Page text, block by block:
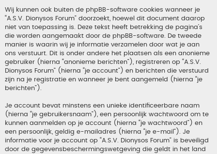
Wij kunnen ook buiten de phpBB-software cookies wanneer je
“A.S.V. Dionysos Forum” doorzoekt, hoewel dit document daarop
niet van toepassing is. Deze tekst heeft betrekking de pagina’s
die worden aangemaakt door de phpBB-software. De tweede
manier is waarin wij je informatie verzamelen door wat je aan
ons verstuurt. Dit is onder andere het plaatsen als een anonieme
gebruiker (hierna “anonieme berichten”), registreren op “A.S.V.
Dionysos Forum” (hierna “je account”) en berichten die verstuurd
zijn na je registratie en wanneer je bent aangemeld (hierna “je
berichten”).
Je account bevat minstens een unieke identificeerbare naam
(hierna “je gebruikersnaam”), een persoonlijk wachtwoord om te
kunnen aanmelden op je account (hierna “je wachtwoord”) en
een persoonlijk, geldig e-mailadres (hierna “je e-mail”). Je
informatie voor je account op “A.S.V. Dionysos Forum” is beveiligd
door de gegevensbeschermingswetgeving die geldt in het land